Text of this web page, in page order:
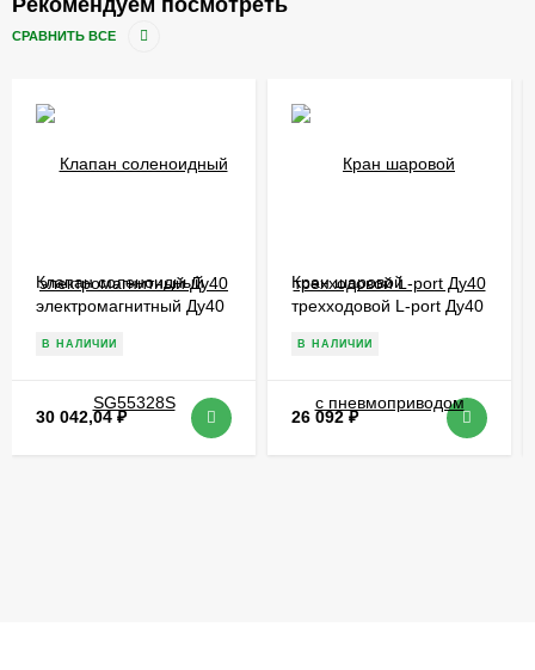
СРАВНИТЬ ВСЕ
Клапан соленоидный
электромагнитный Ду40
В НАЛИЧИИ
30 042,04₽
Кран шаровой
трехходовой L-port Ду40
В НАЛИЧИИ
26 092₽